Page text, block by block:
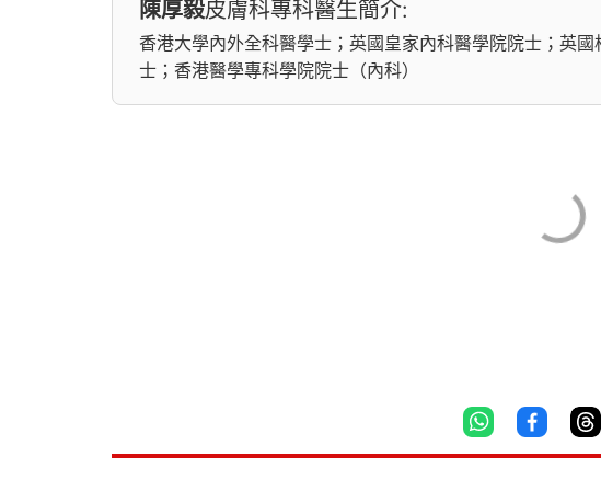
陳厚毅皮膚科專科醫生簡介:
香港大學內外全科醫學士；英國皇家內科醫學院院士；英
士；香港醫學專科學院院士（內科）